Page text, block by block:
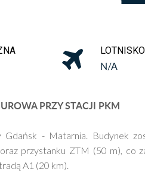
LOTNISKO
N/A
PRZY STACJI PKM
- Matarnia. Budynek
przystanku ZTM (50 m), co
A1 (20 km).